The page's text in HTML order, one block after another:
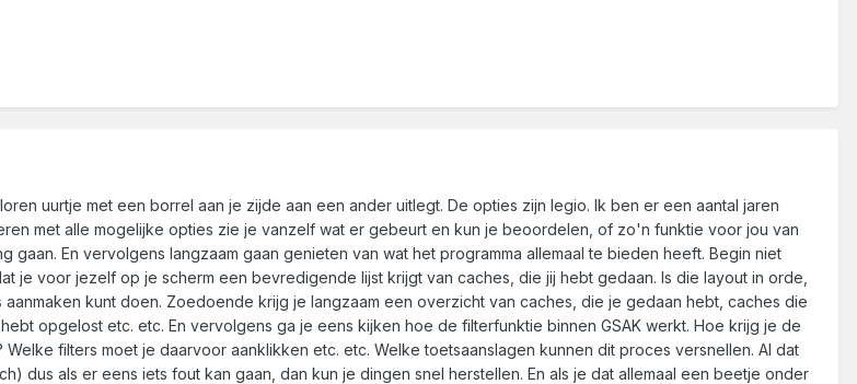
uurtje met een borrel aan je zijde aan een ander uitlegt. De opties zijn legio. Ik ben er een aantal jaren
met alle mogelijke opties zie je vanzelf wat er gebeurt en kun je beoordelen, of zo'n funktie voor jou van
gaan. En vervolgens langzaam gaan genieten van wat het programma allemaal te bieden heeft. Begin niet
je voor jezelf op je scherm een bevredigende lijst krijgt van caches, die jij hebt gedaan. Is die layout in orde,
kunt doen. Zoedoende krijg je langzaam een overzicht van caches, die je gedaan hebt, caches die
opgelost etc. etc. En vervolgens ga je eens kijken hoe de filterfunktie binnen GSAK werkt. Hoe krijg je de
filters moet je daarvoor aanklikken etc. etc. Welke toetsaanslagen kunnen dit proces versnellen. Al dat
dus als er eens iets fout kan gaan, dan kun je dingen snel herstellen. En als je dat allemaal een beetje onder